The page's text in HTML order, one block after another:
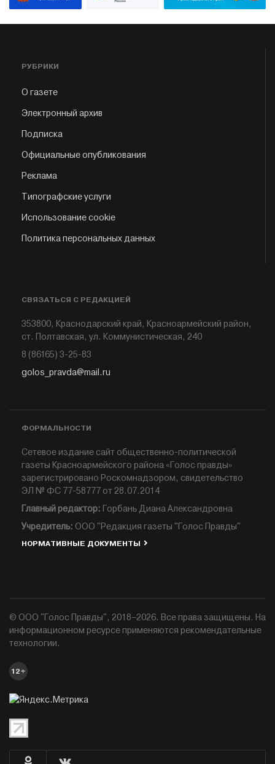
РУБРИКИ
О газете
Электронный архив
Подписка
Официальные опубликования
Реклама
Типографские услуги
Использование cookie
Политика персональных данных
СВЯЗАТЬСЯ С РЕДАКЦИЕЙ
353800, Краснодарский край, Красноармейский район,
ст. Полтавская, ул. Коммунистическая, 240
8 (86165) 3-25-83
golos_pravda@mail.ru
ФОРМАЛЬНОСТИ
Сетевое издание сайт общественно-политической
газеты Красноармейского района «Голос правды»
зарегистрировано Роскомнадзором, свидетельство
ЭЛ № ФС 77-58777 от 28.07.2014
Главный редактор: Горбань Диана Александровна
Учредитель: ООО "Редакция газеты "Голос Правды"
НОРМАТИВНЫЕ ДОКУМЕНТЫ
© ООО "Голос Правды", 2018–2026. Все права защищены. На
информационном ресурсе применяются рекомендательные
технологии.
12+